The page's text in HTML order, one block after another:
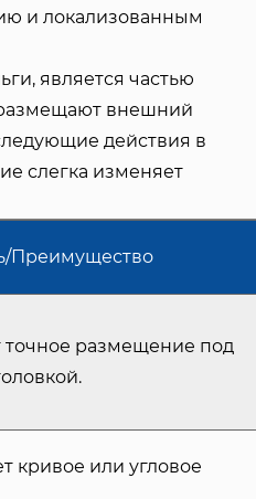
и локализованным
является частью
внешний
действия в
слегка изменяет
Преимущество
точное размещение под
кривое или угловое